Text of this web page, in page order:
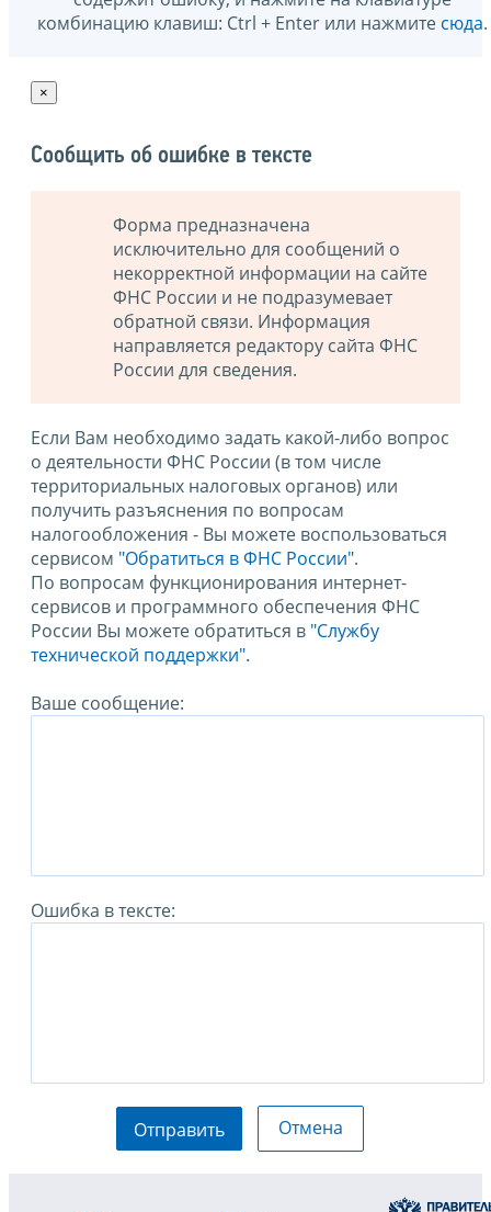
комбинацию клавиш: Ctrl + Enter или нажмите сюда.
×
Сообщить об ошибке в тексте
Форма предназначена
исключительно для сообщений о
некорректной информации на сайте
ФНС России и не подразумевает
обратной связи. Информация
направляется редактору сайта ФНС
России для сведения.
Если Вам необходимо задать какой-либо вопрос
о деятельности ФНС России (в том числе
территориальных налоговых органов) или
получить разъяснения по вопросам
налогообложения - Вы можете воспользоваться
сервисом "Обратиться в ФНС России".
По вопросам функционирования интернет-
сервисов и программного обеспечения ФНС
России Вы можете обратиться в "Службу
технической поддержки".
Ваше сообщение:
Ошибка в тексте:
Отправить Отмена